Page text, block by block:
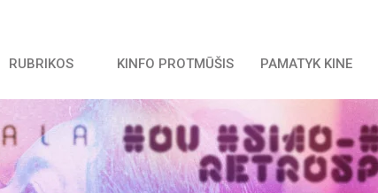
RUBRIKOS KINFO PROTMŪŠIS PAMATYK KINE